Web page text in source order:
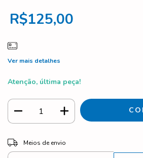
R$125,00
Ver mais detalhes
Atenção, última peça!
Entregas para o CEP:
Meios de envio